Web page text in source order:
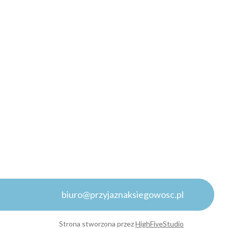
biuro@przyjaznaksiegowosc.pl
Strona stworzona przezHighFiveStudio